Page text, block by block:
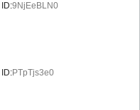
ID:9NjEeBLN0
ID:PTpTjs3e0